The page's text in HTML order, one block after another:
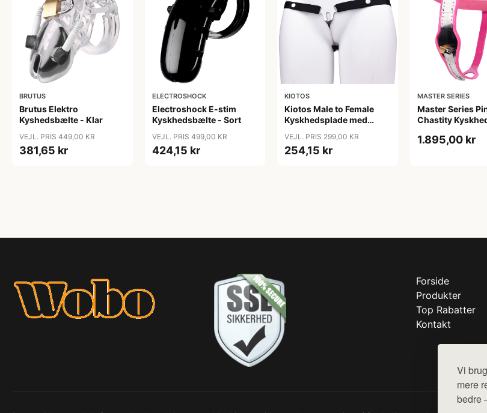
Vi
mere
bedre
BRUTUS
Brutus Elektro
Kyshedsbælte - Klar
VEJL. PRIS 449,00 KR
381,65 kr
ELECTROSHOCK
Electroshock E-stim
Kyskhedsbælte - Sort
VEJL. PRIS 499,00 KR
424,15 kr
KIOTOS
Kiotos Male to Female
Kyskhedsplade med
VEJL. PRIS 299,00 KR
254,15 kr
MASTER SERIES
Master Series
Chastity
1.895,00 kr
Forside
Produkter
Top Rabatter
Kontakt